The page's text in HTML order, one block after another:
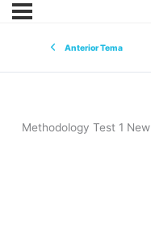
Anterior Tema
Methodology Test 1 New